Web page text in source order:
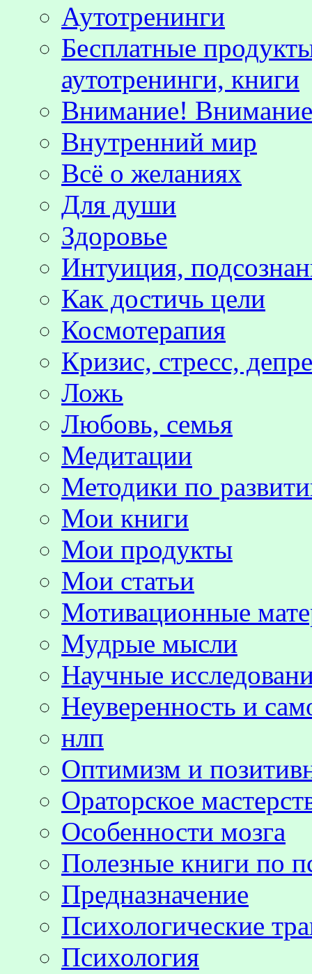
Аутотренинги
Бесплатные
аутотренинги, книги
Внимание!
Внутренний мир
Всё о желаниях
Для души
Здоровье
Интуиция,
Как достичь цели
Космотерапия
Кризис, стресс,
Ложь
Любовь, семья
Медитации
Методики по
Мои книги
Мои продукты
Мои статьи
Мотивационные
Мудрые мысли
Научные
Неуверенность и
нлп
Оптимизм и
Ораторское
Особенности мозга
Полезные книги по
Предназначение
Психологические
Психология